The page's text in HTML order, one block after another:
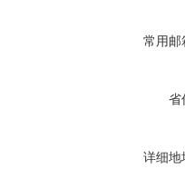
常用邮
省
详细地